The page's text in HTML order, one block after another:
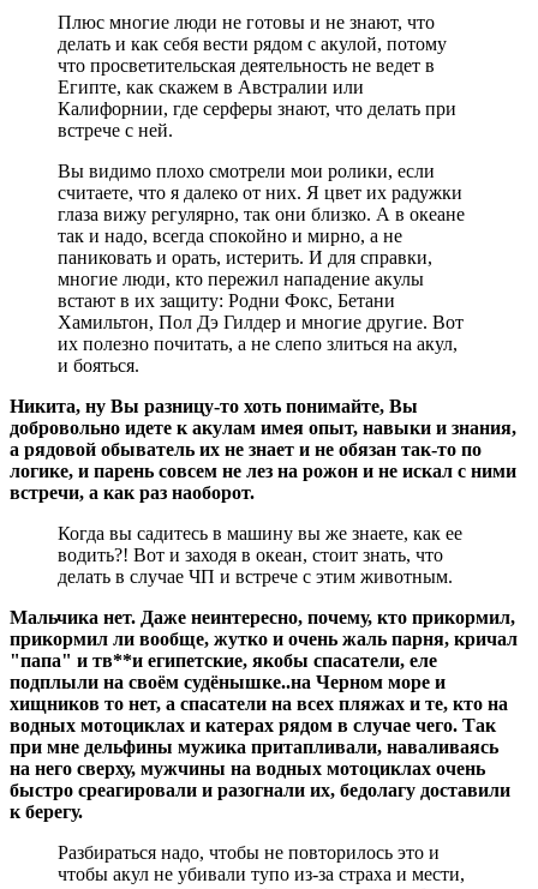
Плюс многие люди не готовы и не знают, что
делать и как себя вести рядом с акулой, потому
что просветительская деятельность не ведет в
Египте, как скажем в Австралии или
Калифорнии, где серферы знают, что делать при
встрече с ней.
Вы видимо плохо смотрели мои ролики, если
считаете, что я далеко от них. Я цвет их радужки
глаза вижу регулярно, так они близко. А в океане
так и надо, всегда спокойно и мирно, а не
паниковать и орать, истерить. И для справки,
многие люди, кто пережил нападение акулы
встают в их защиту: Родни Фокс, Бетани
Хамильтон, Пол Дэ Гилдер и многие другие. Вот
их полезно почитать, а не слепо злиться на акул,
и бояться.
Никита, ну Вы разницу-то хоть понимайте, Вы
добровольно идете к акулам имея опыт, навыки и знания,
а рядовой обыватель их не знает и не обязан так-то по
логике, и парень совсем не лез на рожон и не искал с ними
встречи, а как раз наоборот.
Когда вы садитесь в машину вы же знаете, как ее
водить?! Вот и заходя в океан, стоит знать, что
делать в случае ЧП и встрече с этим животным.
Мальчика нет. Даже неинтересно, почему, кто прикормил,
прикормил ли вообще, жутко и очень жаль парня, кричал
"папа" и тв**и египетские, якобы спасатели, еле
подплыли на своëм судëнышке..на Черном море и
хищников то нет, а спасатели на всех пляжах и те, кто на
водных мотоциклах и катерах рядом в случае чего. Так
при мне дельфины мужика притапливали, наваливаясь
на него сверху, мужчины на водных мотоциклах очень
быстро среагировали и разогнали их, бедолагу доставили
к берегу.
Разбираться надо, чтобы не повторилось это и
чтобы акул не убивали тупо из-за страха и мести,